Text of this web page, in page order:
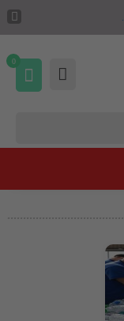
0